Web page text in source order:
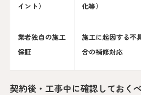
イント）
化等）
業者独自の施工
保証
施工に起因する不
合の補修対応
契約後・工事中に確認しておく